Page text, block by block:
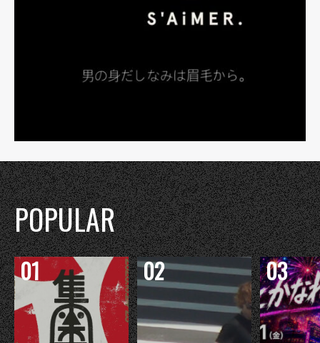
POPULAR